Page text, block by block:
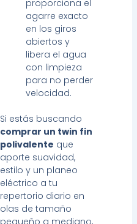
proporciona el
agarre exacto
en los giros
abiertos y
libera el agua
con limpieza
para no perder
velocidad.
Si estás buscando
comprar un twin fin
polivalente que
aporte suavidad,
estilo y un planeo
eléctrico a tu
repertorio diario en
olas de tamaño